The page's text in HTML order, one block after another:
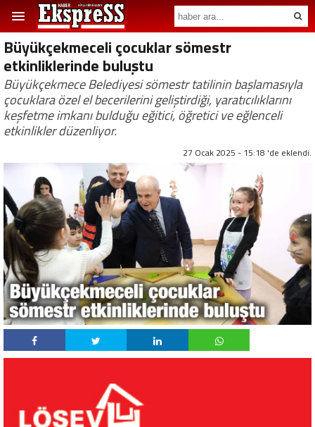
Büyükçekmeceli çocuklar sömestr
etkinliklerinde buluştu
Büyükçekmece Belediyesi sömestr tatilinin başlamasıyla
çocuklara özel el becerilerini geliştirdiği, yaratıcılıklarını
keşfetme imkanı bulduğu eğitici, öğretici ve eğlenceli
etkinlikler düzenliyor.
27 Ocak 2025 - 15:18 'de eklendi.